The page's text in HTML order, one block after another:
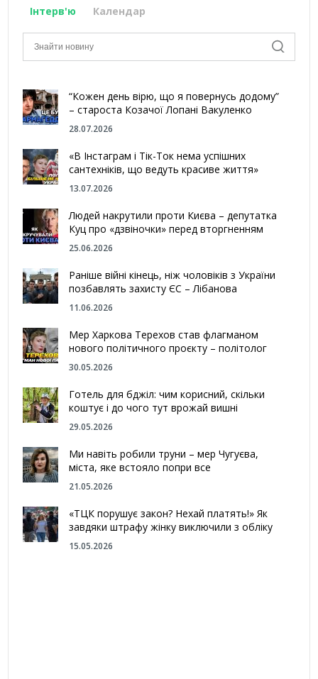
Інтерв'ю Календар
“Кожен день вірю, що я повернусь додому”
– староста Козачої Лопані Вакуленко
28.07.2026
«В Інстаграм і Тік-Ток нема успішних
сантехніків, що ведуть красиве життя»
13.07.2026
Людей накрутили проти Києва – депутатка
Куц про «дзвіночки» перед вторгненням
25.06.2026
Раніше війні кінець, ніж чоловіків з України
позбавлять захисту ЄС – Лібанова
11.06.2026
Мер Харкова Терехов став флагманом
нового політичного проєкту – політолог
30.05.2026
Готель для бджіл: чим корисний, скільки
коштує і до чого тут врожай вишні
29.05.2026
Ми навіть робили труни – мер Чугуєва,
міста, яке встояло попри все
21.05.2026
«ТЦК порушує закон? Нехай платять!» Як
завдяки штрафу жінку виключили з обліку
15.05.2026